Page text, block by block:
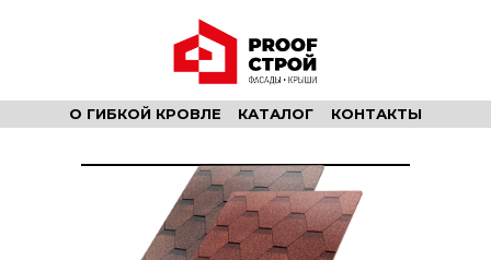
О ГИБКОЙ КРОВЛЕ КАТАЛОГ КОНТАКТЫ